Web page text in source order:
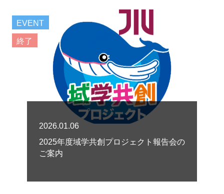
EVENT
終了
2026.01.06
2025年度域学共創プロジェクト報告会の
ご案内